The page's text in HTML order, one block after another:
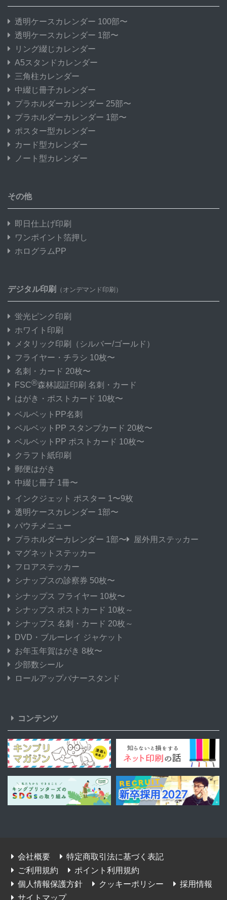
透明ケースカレンダー 100部〜
透明ケースカレンダー 1部〜
リング綴じカレンダー
A5スタンドカレンダー
三角柱カレンダー
中綴じ冊子カレンダー
プラホルダーカレンダー 25部〜
プラホルダーカレンダー 1部〜
ポスター型カレンダー
カード型カレンダー
ノート型カレンダー
その他
即日仕上げ印刷
ワンポイント箔押し
ホログラムPP
デジタル印刷 （オンデマンド印刷）
蛍光ピンク印刷
ホワイト印刷
メタリック印刷
（シルバー/ゴールド）
フライヤー・チラシ 10枚〜
名刺・カード 20枚〜
FSC®森林認証印刷 名刺・カード
はがき・ポストカード 10枚〜
ベルベットPP名刺
ベルベットPP スタンプカード 20枚〜
ベルベットPP ポストカード 10枚〜
クラフト紙印刷
郵便はがき
中綴じ冊子 1冊〜
インクジェット ポスター 1〜9枚
透明ケースカレンダー 1部〜
パウチメニュー
プラホルダーカレンダー 1部〜
屋外用ステッカー
マグネットステッカー
フロアステッカー
シナップスの診察券 50枚〜
シナップス フライヤー 10枚〜
シナップス ポストカード 10枚～
シナップス 名刺・カード 20枚～
DVD・ブルーレイ ジャケット
お年玉年賀はがき 8枚〜
少部数シール
ロールアップバナースタンド
コンテンツ
会社概要
特定商取引法に基づく表記
ご利用規約
ポイント利用規約
個人情報保護方針
クッキーポリシー
採用情報
サイトマップ